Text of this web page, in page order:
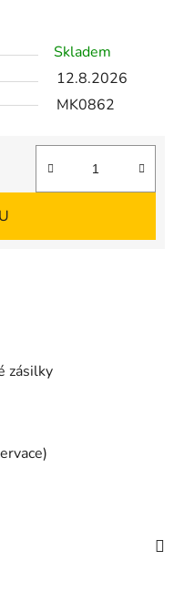
Skladem
12.8.2026
MK0862
zásilky